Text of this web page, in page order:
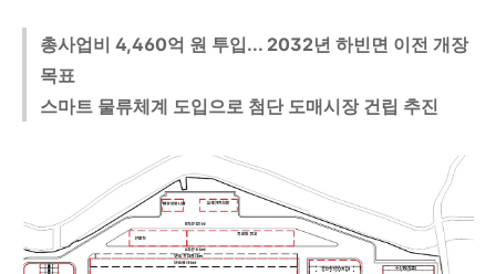
총사업비 4,460억 원 투입... 2032년 하빈면 이전 개장
목표
스마트 물류체계 도입으로 첨단 도매시장 건립 추진